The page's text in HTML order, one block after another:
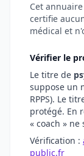
Cet
certifie
médical et
Vérifier le
Le titre de
suppose un
RPPS). Le
protégé. En
« coach »
Vérification :
public.fr